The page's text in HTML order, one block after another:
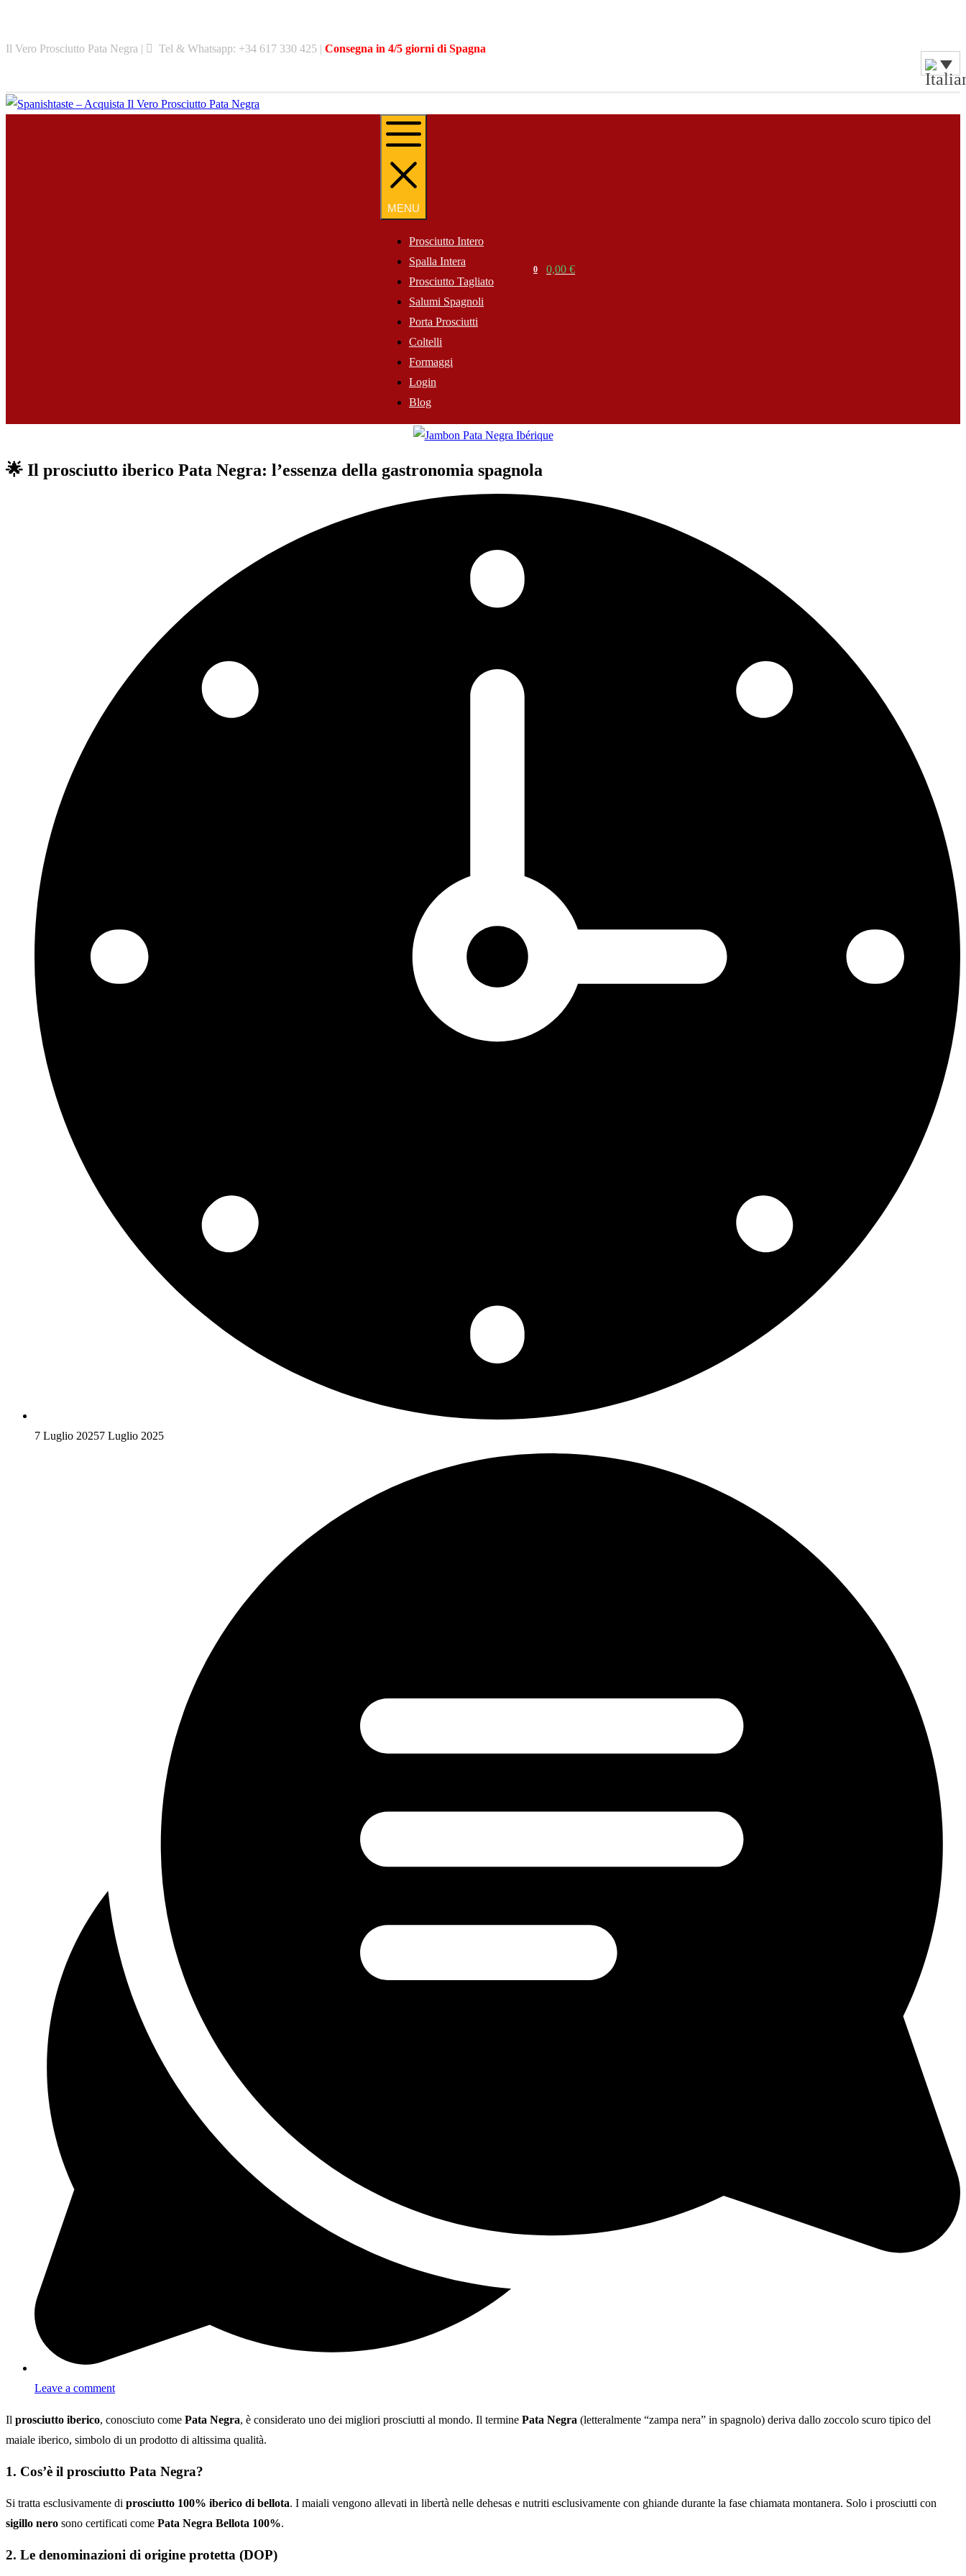
content
Il Vero Prosciutto Pata Negra | Tel & Whatsapp: +34 617 330 425 | Consegna in 4/5 giorni di Spagna
MENU
MENU
Prosciutto Intero
Spalla Intera
Prosciutto Tagliato
Salumi Spagnoli
Porta Prosciutti
Coltelli
Formaggi
Login
Blog
Search0 0,00 €
Cart
🌟 Il prosciutto iberico Pata Negra: l’essenza della gastronomia spagnola
7 Luglio 20257 Luglio 2025
Leave a comment
Il prosciutto iberico, conosciuto come Pata Negra, è considerato uno dei migliori prosciutti al mondo. Il termine Pata Negra (letteralmente “zampa nera” in spagnolo) deriva dallo zoccolo scuro tipico del
maiale iberico, simbolo di un prodotto di altissima qualità.
1. Cos’è il prosciutto Pata Negra?
Si tratta esclusivamente di prosciutto 100% iberico di bellota. I maiali vengono allevati in libertà nelle dehesas e nutriti esclusivamente con ghiande durante la fase chiamata montanera. Solo i prosciutti con
sigillo nero sono certificati come Pata Negra Bellota 100%.
2. Le denominazioni di origine protetta (DOP)